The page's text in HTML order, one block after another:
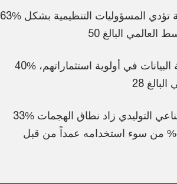
63% يشيرون إلى أن مجالس الإدارات في المنطقة تؤدي المسؤوليات التنظيمية بشكل
40% من القادة في مجال التكنولوجيا يضعون حماية البيانات في أولوية استثماراتهم،
33% من مؤسسات المنطقة تفيد بأن الذكاء الاصطناعي التوليدي زاد نطاق الهجمات
السيبرانية المحتملة، كما هناك تخوّف لدى 48% من سوء استخدامه عمداً من قبل